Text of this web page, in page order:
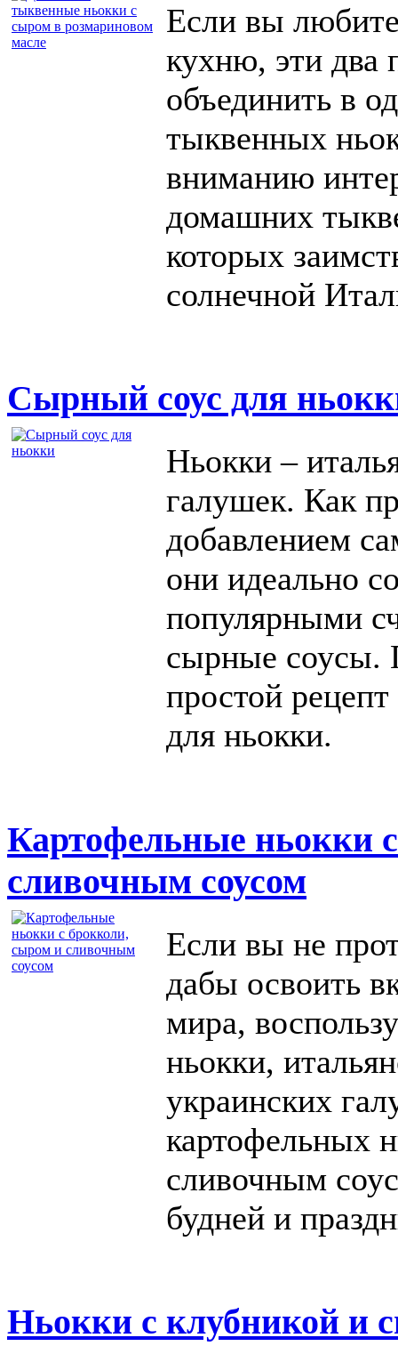
Если вы
кухню, эти два
объединить в
тыквенных
вниманию
домашних
которых
солнечной
Сырный соус для
Ньокки –
галушек. Как
добавлением
они идеально
популярными
сырные соусы.
простой
для ньокки.
Картофельные ньокки
сливочным соусом
Если вы не
дабы освоить
мира,
ньокки,
украинских
картофельных
сливочным
будней и
Ньокки с клубникой и